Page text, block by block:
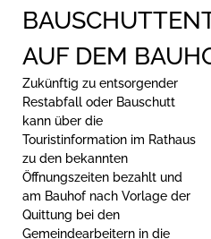
AUF DEM
Zukünftig zu entsorgender
Restabfall oder Bauschutt
kann über die
Touristinformation im Rathaus
zu den bekannten
Öffnungszeiten bezahlt und
am Bauhof nach Vorlage der
Quittung bei den
Gemeindearbeitern in die